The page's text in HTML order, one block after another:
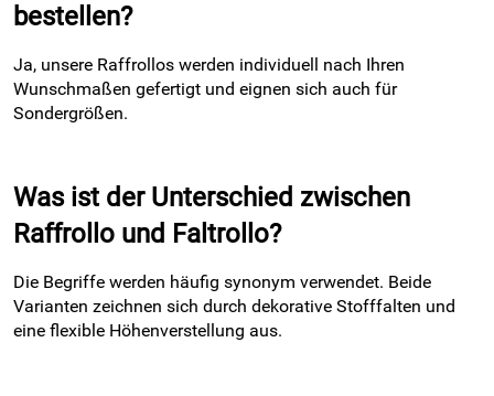
bestellen?
Ja, unsere Raffrollos werden individuell nach Ihren
Wunschmaßen gefertigt und eignen sich auch für
Sondergrößen.
Was ist der Unterschied zwischen
Raffrollo und Faltrollo?
Die Begriffe werden häufig synonym verwendet. Beide
Varianten zeichnen sich durch dekorative Stofffalten und
eine flexible Höhenverstellung aus.